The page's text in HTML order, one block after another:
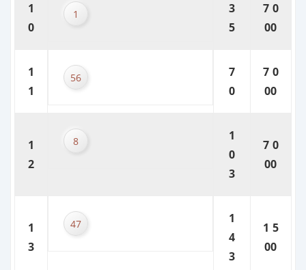
1
0
1
3
5
7 0
00
1
1
56
7
0
7 0
00
1
2
8
1
0
3
7 0
00
1
3
47
1
4
3
1 5
00